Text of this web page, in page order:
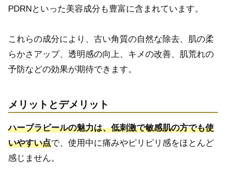
PDRNといった美容成分も豊富に含まれています。
これらの成分により、古い角質の自然な除去、肌の柔
らかさアップ、透明感の向上、キメの改善、肌荒れの
予防などの効果が期待できます。
メリットとデメリット
ハーブラピールの魅力は、低刺激で敏感肌の方でも使
いやすい点で、使用中に痛みやピリピリ感をほとんど
感じません。